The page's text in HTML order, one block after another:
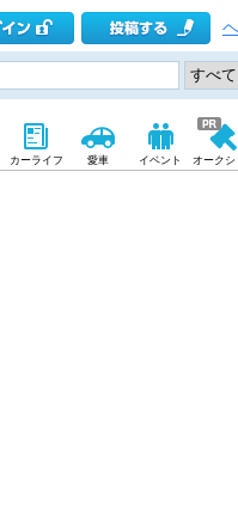
カーライフ 愛車 イベント オークシ